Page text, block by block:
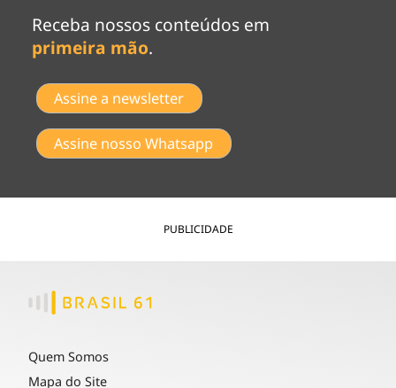
Receba nossos conteúdos em
primeira mão.
Assine a newsletter
Assine nosso Whatsapp
PUBLICIDADE
Quem Somos
Mapa do Site